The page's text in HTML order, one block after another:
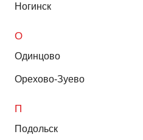
Ногинск
О
Одинцово
Орехово-Зуево
П
Подольск